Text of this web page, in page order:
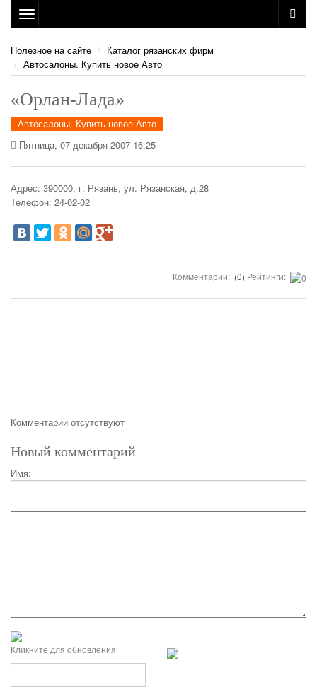
Toggle
navigation
Полезное на сайте
Каталог рязанских фирм
Автосалоны. Купить новое Авто
«Орлан-Лада»
Автосалоны. Купить новое Авто
Пятница, 07 декабря 2007 16:25
Адрес: 390000, г. Рязань, ул. Рязанская, д.28
Телефон: 24-02-02
Комментарии: (0) Рейтинги:
Комментарии отсутствуют
Новый комментарий
Имя:
Кликните для обновления